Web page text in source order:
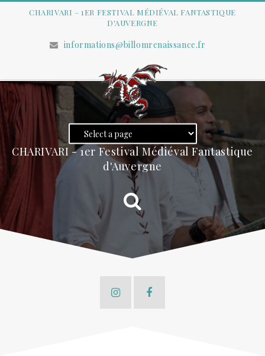
CHARIVARI – 1ER FESTIVAL MÉDIÉVAL FANTASTIQUE
D'AUVERGNE
informations@billomrenaissance.fr
CHARIVARI - 1er Festival Médiéval Fantastique
d'Auvergne